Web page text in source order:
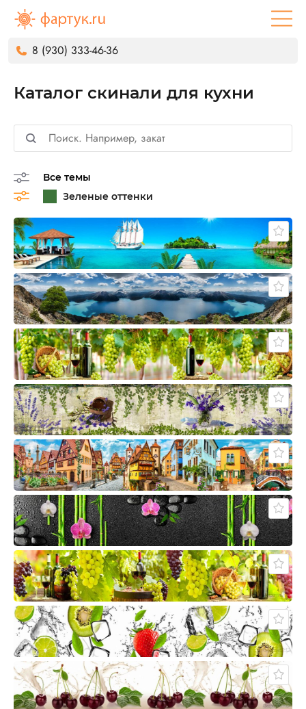
8 (930) 333-46-36
Каталог скинали для кухни
Все темы